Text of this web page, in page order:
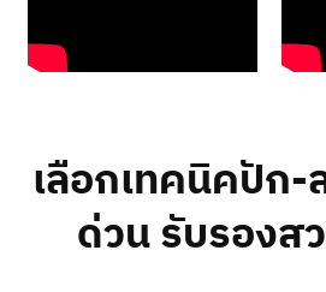
เลือกเทคนิคปัก
ด่วน รับรองส